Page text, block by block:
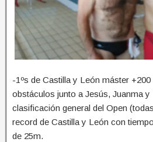
-1ºs de Castilla y León máster
obstáculos junto a Jesús, Juanma y
clasificación general del Open
record de Castilla y León con
de 25m.